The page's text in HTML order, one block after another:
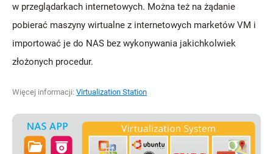
w przeglądarkach internetowych. Można też na żądanie
pobierać maszyny wirtualne z internetowych marketów VM i
importować je do NAS bez wykonywania jakichkolwiek
złożonych procedur.
Więcej informacji: Virtualization Station